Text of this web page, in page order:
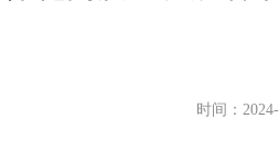
时间：